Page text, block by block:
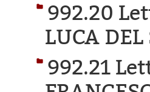
992.20
LUCA DEL
992.21